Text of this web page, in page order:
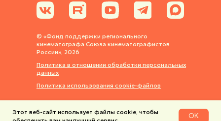
© «Фонд поддержки регионального
кинематографа Союза кинематографистов
России», 2026
Политика в отношении обработки персональных
данных
Политика использования cookie-файлов
Этот веб-сайт использует файлы cookie, чтобы
OK